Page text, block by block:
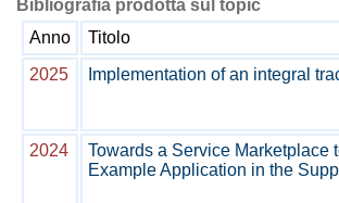
Bibliografia prodotta sul topic
Anno
Titolo
2025
Implementation of an integral
2024
Towards a Service Marketplace
Example Application in the